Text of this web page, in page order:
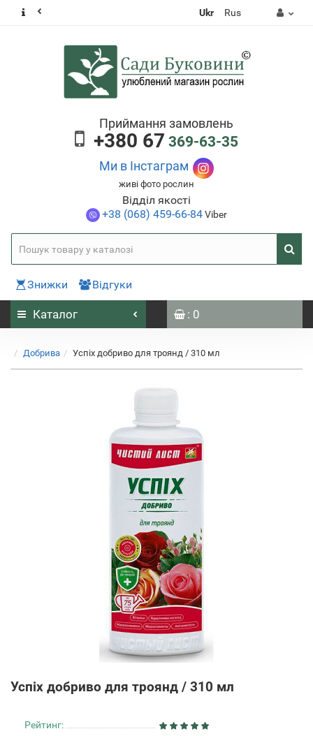
Ukr Rus
Приймання замовлень
+380 67 369-63-35
Ми в Інстаграм
живі фото рослин
Відділ якості
+38 (068) 459-66-84Viber
Знижки Відгуки
Каталог : 0
Добрива Успіх добриво для троянд / 310 мл
Успіх добриво для троянд / 310 мл
Рейтинг: